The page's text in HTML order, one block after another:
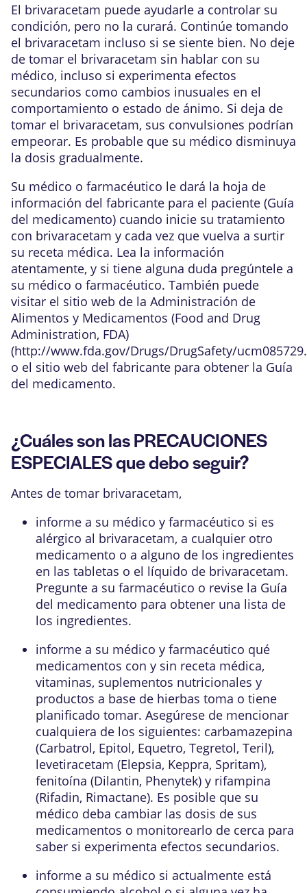
El brivaracetam puede ayudarle a controlar su
condición, pero no la curará. Continúe tomando
el brivaracetam incluso si se siente bien. No deje
de tomar el brivaracetam sin hablar con su
médico, incluso si experimenta efectos
secundarios como cambios inusuales en el
comportamiento o estado de ánimo. Si deja de
tomar el brivaracetam, sus convulsiones podrían
empeorar. Es probable que su médico disminuya
la dosis gradualmente.
Su médico o farmacéutico le dará la hoja de
información del fabricante para el paciente (Guía
del medicamento) cuando inicie su tratamiento
con brivaracetam y cada vez que vuelva a surtir
su receta médica. Lea la información
atentamente, y si tiene alguna duda pregúntele a
su médico o farmacéutico. También puede
visitar el sitio web de la Administración de
Alimentos y Medicamentos (Food and Drug
Administration, FDA)
(http://www.fda.gov/Drugs/DrugSafety/
o el sitio web del fabricante para obtener la Guía
del medicamento.
¿Cuáles son las PRECAUCIONES
ESPECIALES que debo seguir?
Antes de tomar brivaracetam,
informe a su médico y farmacéutico si es
alérgico al brivaracetam, a cualquier otro
medicamento o a alguno de los ingredientes
en las tabletas o el líquido de brivaracetam.
Pregunte a su farmacéutico o revise la Guía
del medicamento para obtener una lista de
los ingredientes.
informe a su médico y farmacéutico qué
medicamentos con y sin receta médica,
vitaminas, suplementos nutricionales y
productos a base de hierbas toma o tiene
planificado tomar. Asegúrese de mencionar
cualquiera de los siguientes: carbamazepina
(Carbatrol, Epitol, Equetro, Tegretol, Teril),
levetiracetam (Elepsia, Keppra, Spritam),
fenitoína (Dilantin, Phenytek) y rifampina
(Rifadin, Rimactane). Es posible que su
médico deba cambiar las dosis de sus
medicamentos o monitorearlo de cerca para
saber si experimenta efectos secundarios.
informe a su médico si actualmente está